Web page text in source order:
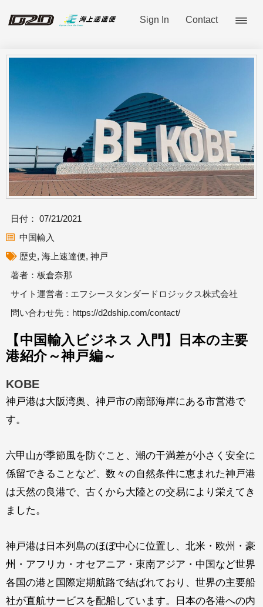
Sign In Contact
日付： 07/21/2021
中国輸入
歴史, 海上速達便, 神戸
著者：板倉奈那
サイト運営者 : エフシースタンダードロジックス株式会社
問い合わせ先： https://d2dship.com/contact/
【中国輸入ビジネス 入門】日本の主要
港紹介～神戸編～
KOBE
神戸港は大阪湾奥、神戸市の南部海岸にある市営港で
す。
六甲山が季節風を防ぐこと、潮の干満差が小さく安全に
係留できることなど、数々の自然条件に恵まれた神戸港
は天然の良港で、古くから大陸との交易により栄えてき
ました。
神戸港は日本列島のほぼ中心に位置し、北米・欧州・豪
州・アフリカ・オセアニア・東南アジア・中国など世界
各国の港と国際定期航路で結ばれており、世界の主要船
社が直航サービスを配船しています。日本の各港への内